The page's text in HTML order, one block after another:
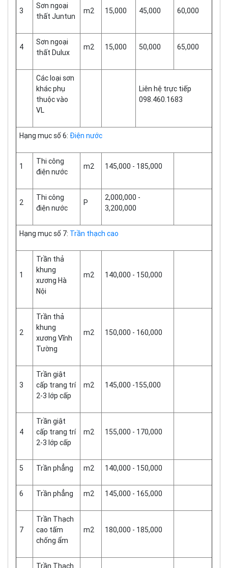
3
Sơn ngoại
thất Juntun
m2 15,000 45,000 60,000
4
Sơn ngoại
thất Dulux
m2 15,000 50,000 65,000
Các loại sơn
khác phụ
thuộc vào
VL
Liên hệ trực tiếp
098.460.1683
Hạng mục số 6: Điện nước
1
Thi công
điện nước
m2 145,000 - 185,000
2
Thi công
điện nước
P
2,000,000 -
3,200,000
Hạng mục số 7: Trần thạch cao
1
Trần thả
khung
xương Hà
Nội
m2 140,000 - 150,000
2
Trần thả
khung
xương Vĩnh
Tường
m2 150,000 - 160,000
3
Trần giật
cấp trang trí
2-3 lớp cấp
m2 145,000 -155,000
4
Trần giật
cấp trang trí
2-3 lớp cấp
m2 155,000 - 170,000
5 Trần phẳng m2 140,000 - 150,000
6 Trần phẳng m2 145,000 - 165,000
7
Trần Thạch
cao tấm
chống ẩm
m2 180,000 - 185,000
Trần Thạch